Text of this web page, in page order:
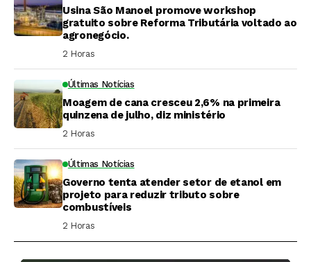
Usina São Manoel promove workshop
gratuito sobre Reforma Tributária voltado ao
agronegócio.
2 Horas ⁮
Últimas Notícias
Moagem de cana cresceu 2,6% na primeira
quinzena de julho, diz ministério
2 Horas ⁮
Últimas Notícias
Governo tenta atender setor de etanol em
projeto para reduzir tributo sobre
combustíveis
2 Horas ⁮